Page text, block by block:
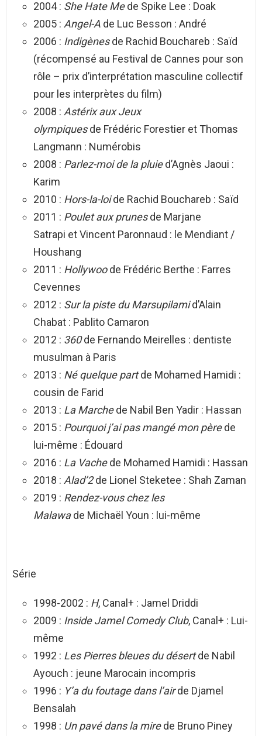
2004 : She Hate Mede Spike Lee : Doak
2005 : Angel-A de Luc Besson : André
2006 : Indigènesde Rachid Bouchareb : Saïd
(récompensé au Festival de Cannes pour son
rôle – prix d’interprétation masculine collectif
pour les interprètes du film)
2008 : Astérix aux Jeux
olympiquesde Frédéric Forestier et Thomas
Langmann : Numérobis
2008 : Parlez-moi de la pluied’Agnès Jaoui :
Karim
2010 : Hors-la-loide Rachid Bouchareb : Saïd
2011 : Poulet aux prunesde Marjane
Satrapi et Vincent Paronnaud : le Mendiant /
Houshang
2011 : Hollywoode Frédéric Berthe : Farres
Cevennes
2012 : Sur la piste du Marsupilamid’Alain
Chabat : Pablito Camaron
2012 : 360de Fernando Meirelles : dentiste
musulman à Paris
2013 : Né quelque partde Mohamed Hamidi :
cousin de Farid
2013 : La Marchede Nabil Ben Yadir : Hassan
2015 : Pourquoi j’ai pas mangé mon pèrede
lui-même : Édouard
2016 : La Vachede Mohamed Hamidi : Hassan
2018 : Alad’2de Lionel Steketee : Shah Zaman
2019 : Rendez-vous chez les
Malawade Michaël Youn : lui-même
Série
1998-2002 : H, Canal+ : Jamel Driddi
2009 : Inside Jamel Comedy Club, Canal+ : Lui-
même
1992 : Les Pierres bleues du désertde Nabil
Ayouch : jeune Marocain incompris
1996 : Y’a du foutage dans l’airde Djamel
Bensalah
1998 : Un pavé dans la mirede Bruno Piney